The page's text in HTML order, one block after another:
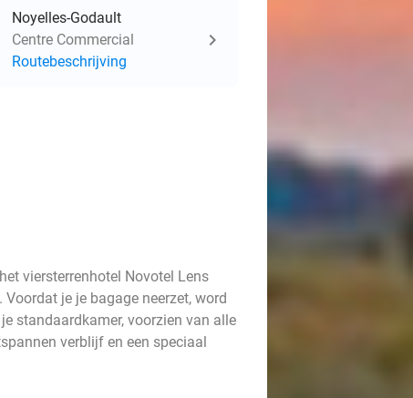
Noyelles-Godault
Centre Commercial
Routebeschrijving
viersterrenhotel Novotel Lens
je je bagage neerzet, word
standaardkamer, voorzien van alle
verblijf en een speciaal